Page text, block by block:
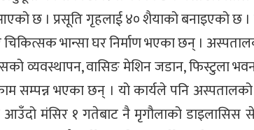
छ । प्रसूति गृहलाई ४० शैयाको बनाइएको छ ।
भान्सा घर निर्माण भएका छन् ।
व्यवस्थापन, वासिङ मेशिन जडान, फिस्टुला
सम्पन्न भएका छन् । यो कार्यले पनि
मंसिर १ गतेबाट नै मृगौलाको डाइलासिस